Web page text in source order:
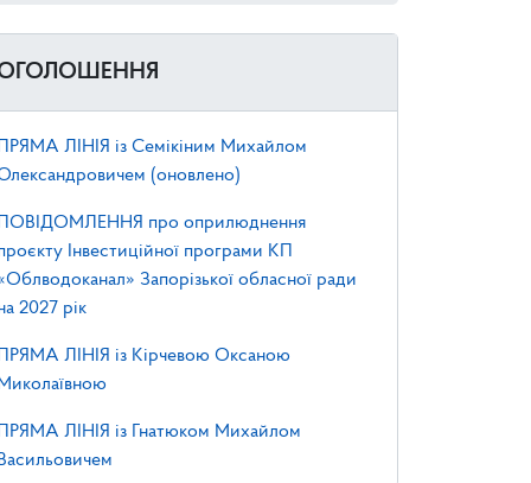
ПРЯМА ЛІНІЯ із Семікіним Михайлом
(оновлено)
ПОВІДОМЛЕННЯ про оприлюднення
Інвестиційної програми КП
Запорізької обласної ради
2027 рік
ПРЯМА ЛІНІЯ із Кірчевою Оксаною
Миколаївною
ПРЯМА ЛІНІЯ із Гнатюком Михайлом
Васильовичем